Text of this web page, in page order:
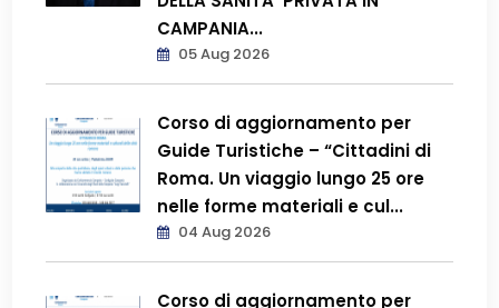
CAMPANIA...
05 Aug 2026
Corso di aggiornamento per
Guide Turistiche – “Cittadini di
Roma. Un viaggio lungo 25 ore
nelle forme materiali e cul...
04 Aug 2026
Corso di aggiornamento per